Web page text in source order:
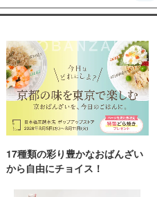
17種類の彩り豊かなおばんざい
から自由にチョイス！